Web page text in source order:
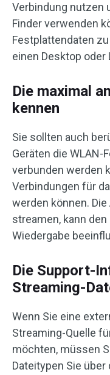
Verbindung nutzen
Finder verwenden
Festplattendaten
einen Desktop oder
Die maximal
kennen
Sie sollten auch
Geräten die
verbunden werden
Verbindungen für
werden können. Die
streamen, kann
Wiedergabe
Die Support-
Streaming-
Wenn Sie eine
Streaming-Quelle
möchten, müssen
Dateitypen Sie